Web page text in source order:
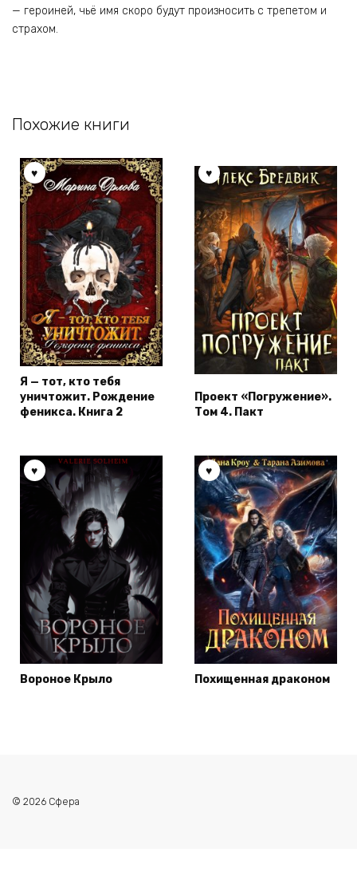
— героиней, чьё имя скоро будут произносить с трепетом и
страхом.
Похожие книги
Я — тот, кто тебя
уничтожит. Рождение
феникса. Книга 2
Проект «Погружение».
Том 4. Пакт
Вороное Крыло Похищенная драконом
© 2026 Сфера